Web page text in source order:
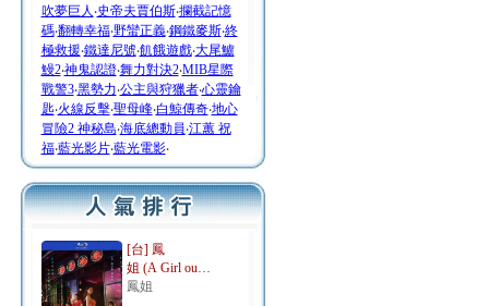
吹夢巨人 ‧史帝夫賈伯斯‧攔截記憶
碼‧翻轉幸福‧野蠻正義‧鋼鐵麥斯‧終
極救援‧鐵達尼號‧飢餓遊戲‧大尾鱸
鰻2‧神鬼認證‧舞力對決2‧MIB星際
戰警3‧黑勢力‧公主與狩獵者‧心靈鑰
匙‧火線反擊‧聖母峰‧白鯨傳奇‧地心
冒險2 神秘島‧海底總動員‧江蕙 祝
福‧藍光影片‧藍光電影‧
[台] 鳳
姐 (A Girl ou…
鳳姐